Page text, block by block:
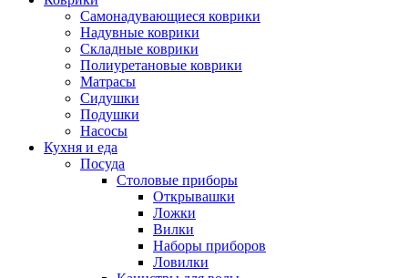
Самонадувающиеся коврики
Надувные коврики
Складные коврики
Полиуретановые коврики
Матрасы
Сидушки
Подушки
Насосы
Кухня и еда
Посуда
Столовые приборы
Открывашки
Ложки
Вилки
Наборы приборов
Ловилки